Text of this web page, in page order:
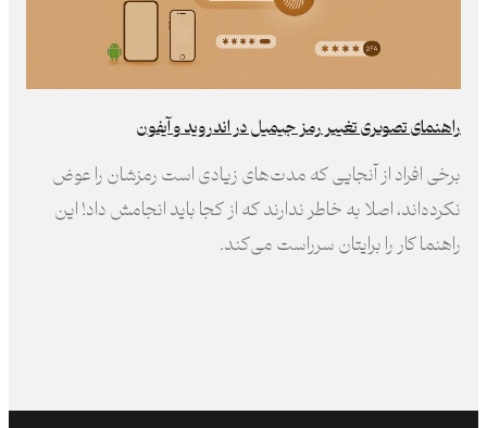
راهنمای تصویری تغییر رمز جیمیل در اندروید و آیفون
برخی افراد از آنجایی که مدت‌های زیادی است رمز‌شان را عوض
نکرده‌اند، اصلا به خاطر ندارند که از کجا باید انجامش داد! این
راهنما کار را برایتان سرراست می‌کند.